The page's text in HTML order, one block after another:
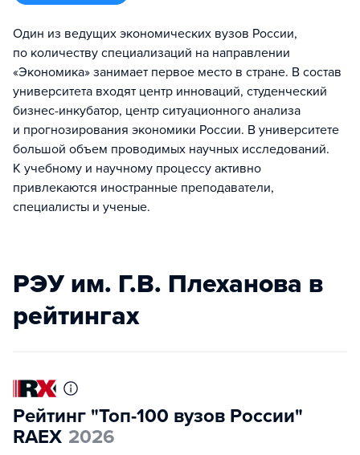
Один из ведущих экономических вузов России,
по количеству специализаций на направлении
«Экономика» занимает первое место в стране. В состав
университета входят центр инноваций, студенческий
бизнес-инкубатор, центр ситуационного анализа
и прогнозирования экономики России. В университете
большой объем проводимых научных исследований.
К учебному и научному процессу активно
привлекаются иностранные преподаватели,
специалисты и ученые.
РЭУ им. Г.В. Плеханова в
рейтингах
Рейтинг "Топ-100 вузов России"
RAEX 2026